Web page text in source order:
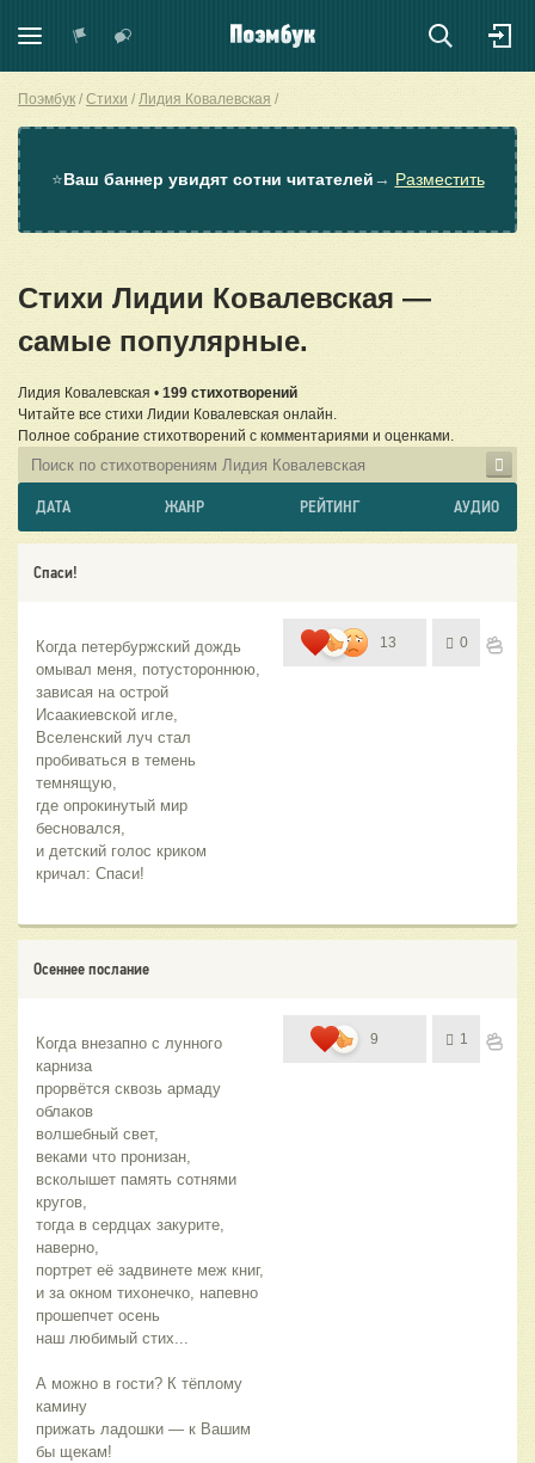
Поэмбук Стихи Лидия Ковалевская
⭐Ваш баннер увидят сотни читателей → Разместить
Стихи Лидии Ковалевская —
самые популярные.
Лидия Ковалевская • 199 стихотворений
Читайте все стихи Лидии Ковалевская онлайн.
Полное собрание стихотворений с комментариями и оценками.
ДАТА ЖАНР РЕЙТИНГ АУДИО
Спаси!
Когда петербуржский дождь
омывал меня, потустороннюю,
зависая на острой
Исаакиевской игле,
Вселенский луч стал
пробиваться в темень
темнящую,
где опрокинутый мир
бесновался,
и детский голос криком
кричал: Спаси!
13 0
Осеннее послание
Когда внезапно с лунного
карниза
прорвётся сквозь армаду
облаков
волшебный свет,
веками что пронизан,
всколышет память сотнями
кругов,
тогда в сердцах закурите,
наверно,
портрет её задвинете меж книг,
и за окном тихонечко, напевно
прошепчет осень
наш любимый стих...
А можно в гости? К тёплому
камину
прижать ладошки — к Вашим
бы щекам!
9 1